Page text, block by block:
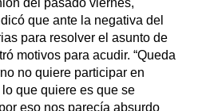
del pasado viernes,
que ante la negativa del
para resolver el asunto de
motivos para acudir. “Queda
no quiere participar en
que quiere es que se
eso nos parecía absurdo